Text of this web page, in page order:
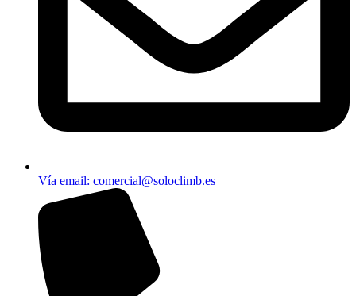
Vía email​: comercial@soloclimb.es